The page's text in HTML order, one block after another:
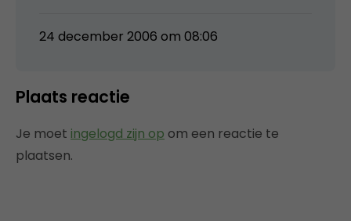
24 december 2006 om 08:06
Plaats reactie
Je moet ingelogd zijn op om een reactie te
plaatsen.